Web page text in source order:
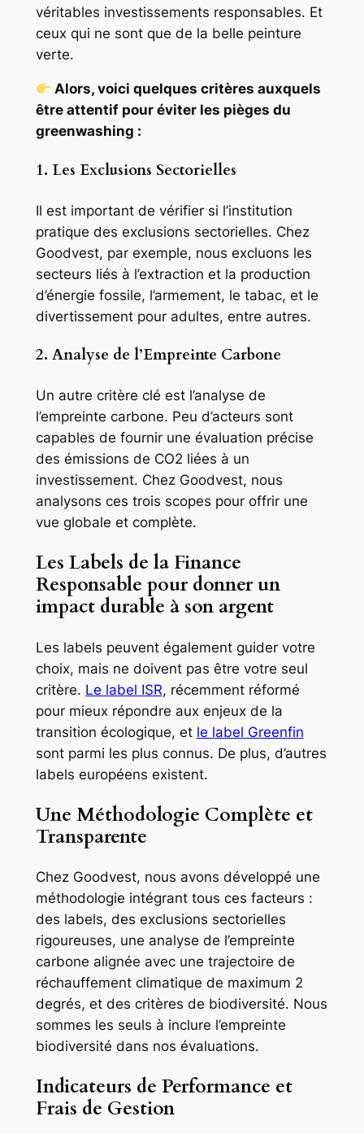
véritables investissements responsables. Et
ceux qui ne sont que de la belle peinture
verte.
Alors, voici quelques critères auxquels
être attentif pour éviter les pièges du
greenwashing :
1. Les Exclusions Sectorielles
Il est important de vérifier si l’institution
pratique des exclusions sectorielles. Chez
Goodvest, par exemple, nous excluons les
secteurs liés à l’extraction et la production
d’énergie fossile, l’armement, le tabac, et le
divertissement pour adultes, entre autres.
2. Analyse de l’Empreinte Carbone
Un autre critère clé est l’analyse de
l’empreinte carbone. Peu d’acteurs sont
capables de fournir une évaluation précise
des émissions de CO2 liées à un
investissement. Chez Goodvest, nous
analysons ces trois scopes pour offrir une
vue globale et complète.
Les Labels de la Finance
Responsable pour donner un
impact durable à son argent
Les labels peuvent également guider votre
choix, mais ne doivent pas être votre seul
critère. Le label ISR, récemment réformé
pour mieux répondre aux enjeux de la
transition écologique, et le label Greenfin
sont parmi les plus connus. De plus, d’autres
labels européens existent.
Une Méthodologie Complète et
Transparente
Chez Goodvest, nous avons développé une
méthodologie intégrant tous ces facteurs :
des labels, des exclusions sectorielles
rigoureuses, une analyse de l’empreinte
carbone alignée avec une trajectoire de
réchauffement climatique de maximum 2
degrés, et des critères de biodiversité. Nous
sommes les seuls à inclure l’empreinte
biodiversité dans nos évaluations.
Indicateurs de Performance et
Frais de Gestion